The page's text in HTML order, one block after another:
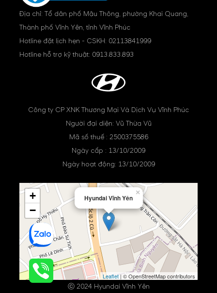
Địa chỉ: Tổ dân phố Mậu Thông, phường Khai Quang,
Thành phố Vĩnh Yên, tỉnh Vĩnh Phúc
Hotline đặt lịch hẹn - CSKH: 02113841999
Hotline hỗ trợ kỹ thuật: 0913.833.893
Công ty CP XNK Thương Mại Và Dịch Vụ Vĩnh Phúc
Người đại diện: Vũ Thừa Vũ
Mã số thuế : 2500375586
Ngày cấp : 13/10/2009
Ngày hoạt động: 13/10/2009
Hyundai Vĩnh Yên
×
+
−
Leaflet| © OpenStreetMap contributors
ⓒ 2024 Hyundai Vĩnh Yên